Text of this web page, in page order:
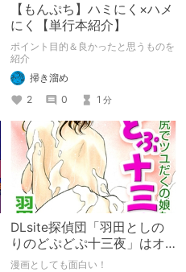
【もんぷち】ハミにく×ハメ
にく【単行本紹介】
ポイント目的＆良かったと思うものを
紹介
掃き溜め
2
0 1 分
DLsite探偵団「羽田としの
りのどぷどぷ十三夜」はオ
トク！
漫画としても面白い！